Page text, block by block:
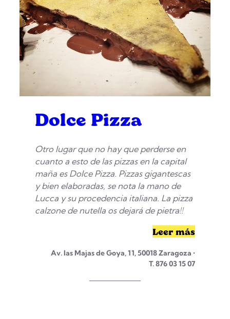
Dolce Pizza
Otro lugar que no hay que perderse en
cuanto a esto de las pizzas en la capital
maña es Dolce Pizza. Pizzas gigantescas
y bien elaboradas, se nota la mano de
Lucca y su procedencia italiana. La pizza
calzone de nutella os dejará de pietra!!
Leer más
Av. las Majas de Goya, 11, 50018 Zaragoza •
T. 876 03 15 07